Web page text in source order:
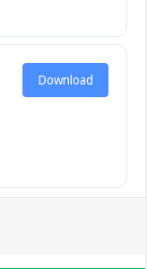
Download